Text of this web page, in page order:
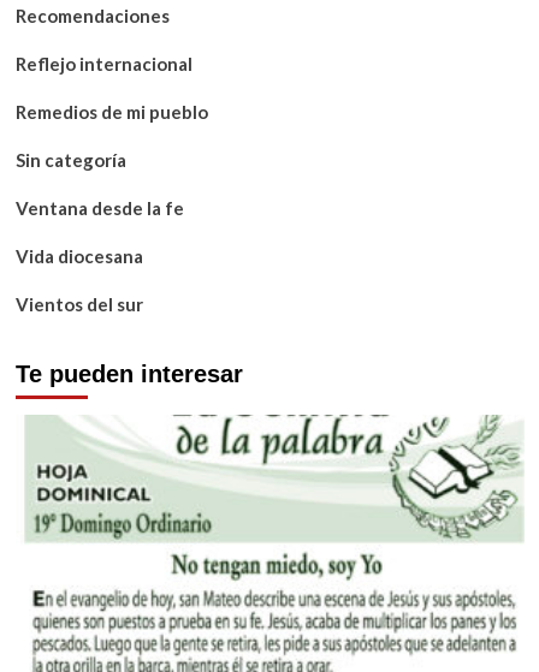
Recomendaciones
Reflejo internacional
Remedios de mi pueblo
Sin categoría
Ventana desde la fe
Vida diocesana
Vientos del sur
Te pueden interesar